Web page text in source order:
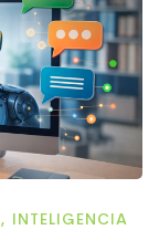
, INTELIGENCIA